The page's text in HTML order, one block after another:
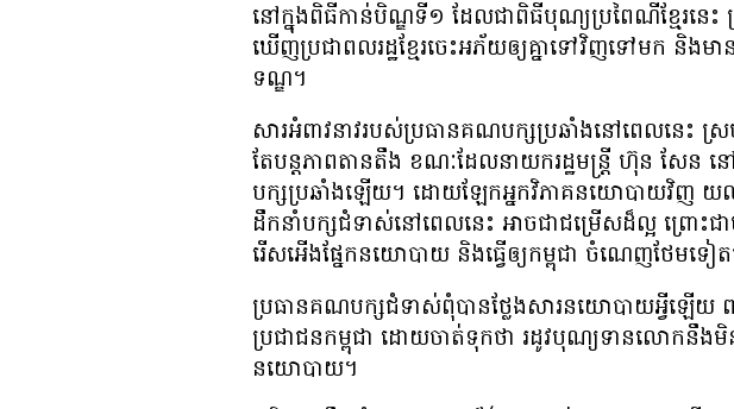
នៅ​ក្នុង​ពិធី​កាន់បិណ្ឌ​​ទី​១ ដែល​ជា​ពិធី​បុណ្យ​ប្រពៃណី​ខ្មែរ​នេះ
ឃើញ​ប្រជាពលរដ្ឋ​ខ្មែរ​ចេះ​​អភ័យ​ឲ្យ​គ្នា​ទៅ​វិញ​ទៅ​មក និង​ម
ទណ្ឌ។
សារ​អំពាវនាវ​របស់​ប្រធាន​គណបក្ស​ប្រឆាំង​នៅ​ពេល​នេះ
តែ​បន្ត​ភាព​តានតឹង ខណៈ​ដែល​នាយករដ្ឋមន្ត្រី ហ៊ុន សែន
បក្ស​ប្រឆាំង​ឡើយ។ ដោយ​ឡែក​អ្នក​វិភាគ​នយោបាយ​វិញ យ
ដឹកនាំ​បក្ស​ជំទាស់​នៅ​ពេល​នេះ អាច​ជា​ជម្រើស​ដ៏​ល្អ ព្រោះ​
រើសអើង​ផ្នែក​នយោបាយ និង​ធ្វើ​ឲ្យ​កម្ពុជា ចំណេញ​ថែម​ទៀ
ប្រធាន​គណបក្ស​ជំទាស់​ពុំ​បាន​ថ្លែង​សារ​នយោបាយ​អ្វី​ឡើយ
ប្រជាជន​កម្ពុជា ដោយ​ចាត់​ទុក​ថា រដូវ​បុណ្យ​ទាន​លោក​នឹង​
នយោបាយ។